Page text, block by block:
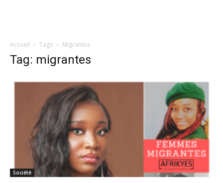
Accueil Tags Migrantes
Tag: migrantes
Société